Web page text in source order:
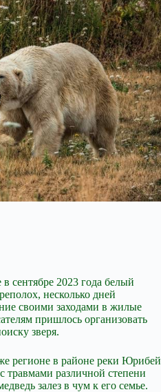
сентябре 2023 года белый
несколько дней
своими заходами в жилые
пришлось организовать
зверя.
регионе в районе реки Юрибей
различной степени
залез в чум к его семье.